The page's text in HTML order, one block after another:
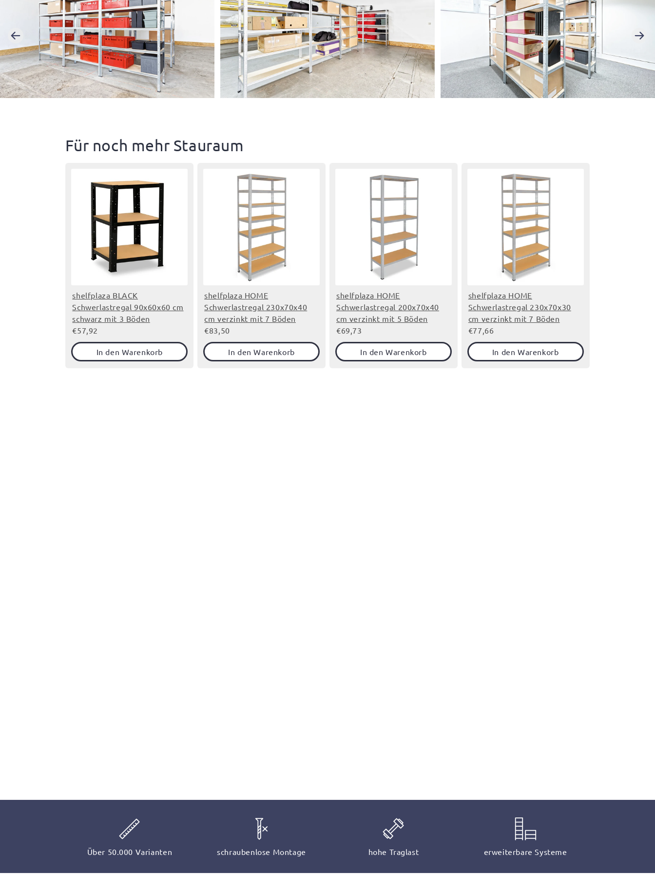
optimal zu nutzen. shelfplaza PRO Regale verfügen über eine
besonders stabile 3-Punkt-Aufhängung, welche eine Traglast von
bis zu 200 kg pro Boden zulässt. Die Steckregale ermöglichen
einen problemlosen Aufbau und können ohne Schrauben
montiert werden.
Herstellungsprozess, sowie bei Versand und Logistik, setzen wir auf
maximale Nachhaltigkeit und Effizienz. So garantieren wir ein
hochwertiges Produkt zu fairen Preisen, das schnell und sicher bei
dir ankommt.
Mehr erfahren
Produkte optimal während des Transports. Wir setzen alles daran,
die Zufriedenheit unserer Kunden zu gewährleisten und stehen bei
Fragen jederzeit über unseren mehrsprachigen Kundensupport zur
Verfügung.
Mehr erfahren
Für noch mehr Stauraum
shelfplaza BLACK
Schwerlastregal 90x60x60 cm
schwarz mit 3 Böden
€57,92
In den Warenkorb
shelfplaza HOME
Schwerlastregal 230x70x40
cm verzinkt mit 7 Böden
€83,50
In den Warenkorb
shelfplaza HOME
Schwerlastregal 200x70x40
cm verzinkt mit 5 Böden
€69,73
In den Warenkorb
shelfplaza HOME
Schwerlastregal 230x70x30
cm verzinkt mit 7 Böden
€77,66
In den Warenkorb
schraubenlose Montage hohe Traglast erweiterbare Systeme
Über 50.000 Varianten